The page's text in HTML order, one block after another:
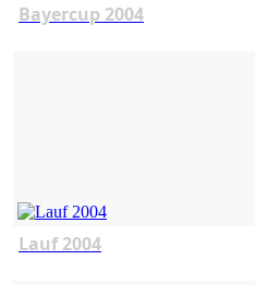
Bayercup 2004
Lauf 2004